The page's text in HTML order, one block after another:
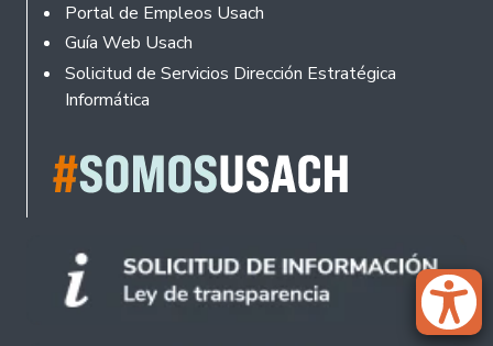
Portal de Empleos Usach
Guía Web Usach
Solicitud de Servicios Dirección Estratégica
Informática